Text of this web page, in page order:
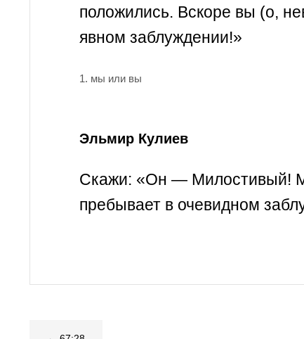
положились. Вскоре вы (о,
явном заблуждении!»
1. мы или вы
Эльмир Кулиев
Скажи: «Он — Милостивый!
пребывает в очевидном